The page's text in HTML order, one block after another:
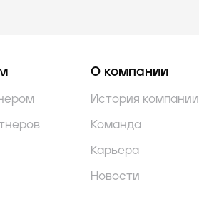
О компании
История компании
Команда
Карьера
Новости